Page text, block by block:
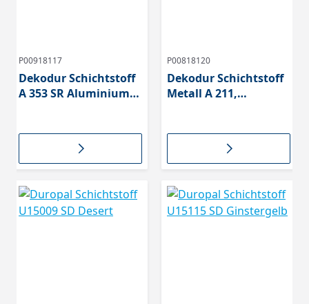
P00918117
Dekodur Schichtstoff
A 353 SR Aluminium
P00818120
Dekodur Schichtstoff
Metall A 211,